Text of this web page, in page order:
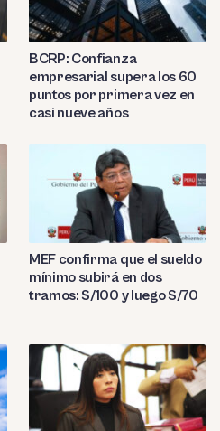
BCRP: Confianza
empresarial supera los 60
puntos por primera vez en
casi nueve años
MEF confirma que el sueldo
mínimo subirá en dos
tramos: S/100 y luego S/70